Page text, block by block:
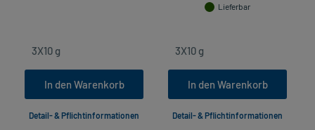
In den Warenkorb
Detail- & Pflichtinformationen
Lieferbar
In den Warenkorb
Detail- & Pflichtinformationen